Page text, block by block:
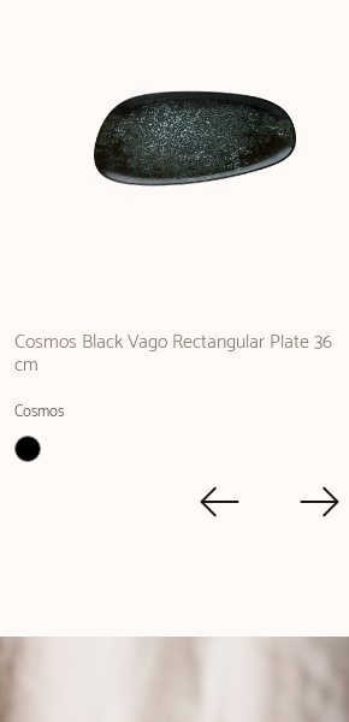
Cosmos Black Vago Rectangular Plate 36
cm
Cosmos